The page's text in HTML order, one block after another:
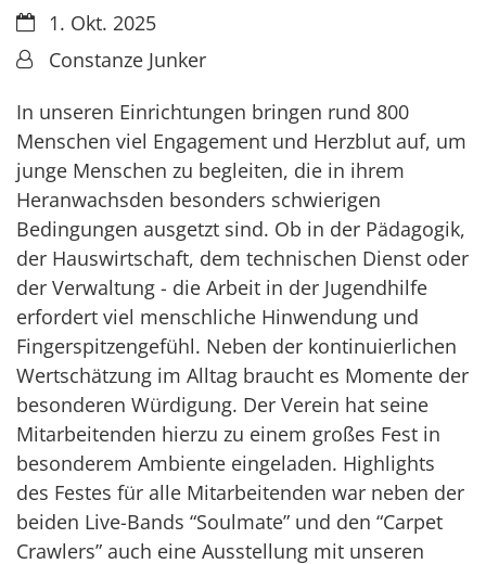
Datum:1. Okt. 2025
Von:Constanze Junker
In unseren Einrichtungen bringen rund 800
Menschen viel Engagement und Herzblut auf, um
junge Menschen zu begleiten, die in ihrem
Heranwachsden besonders schwierigen
Bedingungen ausgetzt sind. Ob in der Pädagogik,
der Hauswirtschaft, dem technischen Dienst oder
der Verwaltung - die Arbeit in der Jugendhilfe
erfordert viel menschliche Hinwendung und
Fingerspitzengefühl. Neben der kontinuierlichen
Wertschätzung im Alltag braucht es Momente der
besonderen Würdigung. Der Verein hat seine
Mitarbeitenden hierzu zu einem großes Fest in
besonderem Ambiente eingeladen. Highlights
des Festes für alle Mitarbeitenden war neben der
beiden Live-Bands “Soulmate” und den “Carpet
Crawlers” auch eine Ausstellung mit unseren